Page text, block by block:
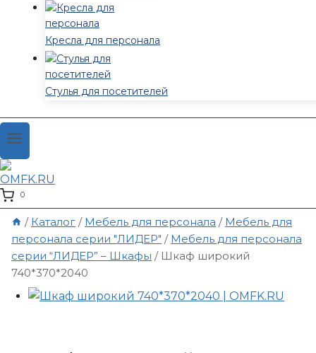
Кресла для персонала
Стулья для посетителей
0
/ Каталог / Мебель для персонала / Мебель для
персонала серии "ЛИДЕР" / Мебель для персонала
серии “ЛИДЕР” – Шкафы / Шкаф широкий
740*370*2040